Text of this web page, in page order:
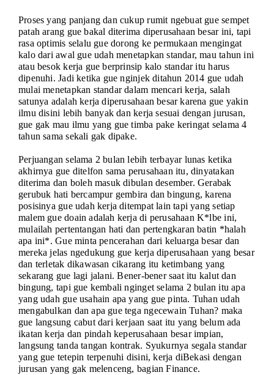
Proses yang panjang dan cukup rumit ngebuat gue sempet
patah arang gue bakal diterima diperusahaan besar ini, tapi
rasa optimis selalu gue dorong ke permukaan mengingat
kalo dari awal gue udah menetapkan standar, mau tahun ini
atau besok kerja gue berprinsip kalo standar itu harus
dipenuhi. Jadi ketika gue nginjek ditahun 2014 gue udah
mulai menetapkan standar dalam mencari kerja, salah
satunya adalah kerja diperusahaan besar karena gue yakin
ilmu disini lebih banyak dan kerja sesuai dengan jurusan,
gue gak mau ilmu yang gue timba pake keringat selama 4
tahun sama sekali gak dipake.
Perjuangan selama 2 bulan lebih terbayar lunas ketika
akhirnya gue ditelfon sama perusahaan itu, dinyatakan
diterima dan boleh masuk dibulan desember. Gerabak
gerubuk hati bercampur gembira dan bingung, karena
posisinya gue udah kerja ditempat lain tapi yang setiap
malem gue doain adalah kerja di perusahaan K*lbe ini,
mulailah pertentangan hati dan pertengkaran batin *halah
apa ini*. Gue minta pencerahan dari keluarga besar dan
mereka jelas ngedukung gue kerja diperusahaan yang besar
dan terletak dikawasan cikarang itu ketimbang yang
sekarang gue lagi jalani. Bener-bener saat itu kalut dan
bingung, tapi gue kembali nginget selama 2 bulan itu apa
yang udah gue usahain apa yang gue pinta. Tuhan udah
mengabulkan dan apa gue tega ngecewain Tuhan? maka
gue langsung cabut dari kerjaan saat itu yang belum ada
ikatan kerja dan pindah keperusahaan besar impian,
langsung tanda tangan kontrak. Syukurnya segala standar
yang gue tetepin terpenuhi disini, kerja diBekasi dengan
jurusan yang gak melenceng, bagian Finance.